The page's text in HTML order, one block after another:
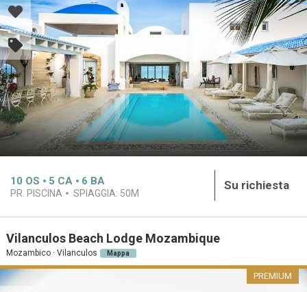
10 OS 5 CA 6 BA
PR. PISCINA SPIAGGIA: 50M
Su richiesta
Vilanculos Beach Lodge Mozambique
Mozambico · Vilanculos Mappa
PREMIUM